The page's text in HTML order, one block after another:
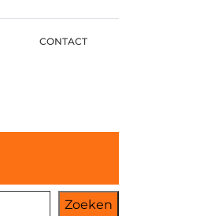
CONTACT
Zoeken